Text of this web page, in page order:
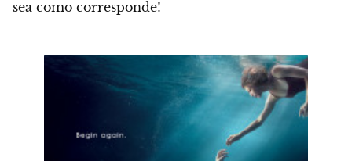
sea como corresponde!